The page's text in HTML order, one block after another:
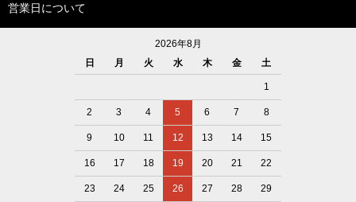
営業日について
2026年8月
日
月 火 水 木 金 土
1
2 3 4 5 6 7 8
9 10 11 12 13 14 15
16 17 18 19 20 21 22
23 24 25 26 27 28 29